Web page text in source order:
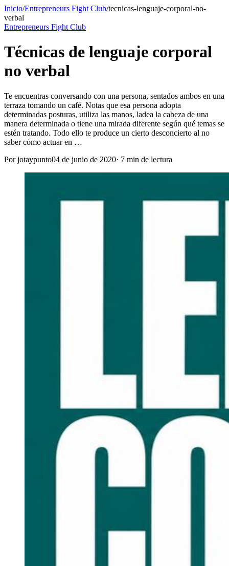
Inicio/Entrepreneurs Fight Club/tecnicas-lenguaje-corporal-no-
verbal
Entrepreneurs Fight Club
Técnicas de lenguaje corporal
no verbal
Te encuentras conversando con una persona, sentados ambos en una
terraza tomando un café. Notas que esa persona adopta
determinadas posturas, utiliza las manos, ladea la cabeza de una
manera determinada o tiene una mirada diferente según qué temas se
estén tratando. Todo ello te produce un cierto desconcierto al no
saber cómo actuar en …
Porjotaypunto04 de junio de 2020· 7 min de lectura